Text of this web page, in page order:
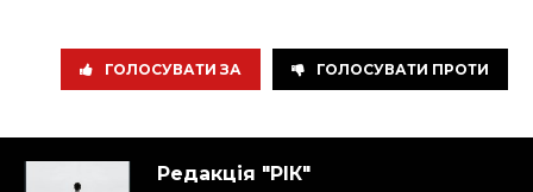
ГОЛОСУВАТИ ЗА ГОЛОСУВАТИ ПРОТИ
Редакція "РІК"